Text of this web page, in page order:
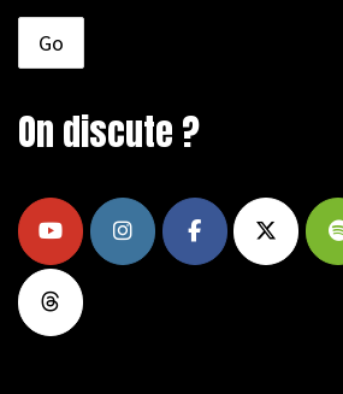
On discute ?